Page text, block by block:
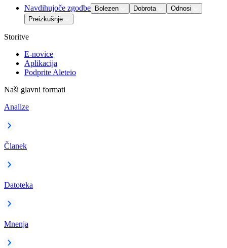
Navdihujoče zgodbe Bolezen Dobrota
Odnosi
Preizkušnje
Storitve
E-novice
Aplikacija
Podprite Aleteio
Naši glavni formati
Analize
Članek
Datoteka
Mnenja